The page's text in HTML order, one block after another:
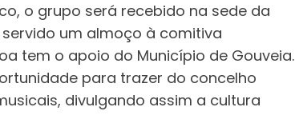
o grupo será recebido na sede da
um almoço à comitiva
tem o apoio do Município de Gouveia.
para trazer do concelho
divulgando assim a cultura